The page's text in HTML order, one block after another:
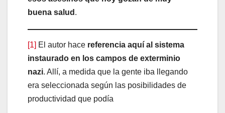
buena salud .
[1] El autor hace referencia aquí al sistema
instaurado en los campos de exterminio
nazi. Allí, a medida que la gente iba llegando
era seleccionada según las posibilidades de
productividad que podía